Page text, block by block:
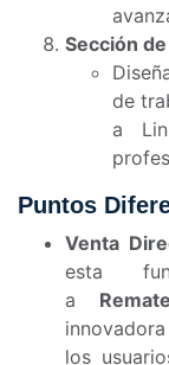
Sección
de
a
Puntos
Venta
esta
a
los